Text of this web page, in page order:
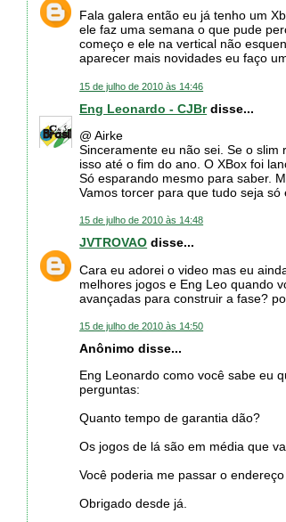
Fala galera então eu já tenho um
ele faz uma semana o que pude
começo e ele na vertical não
aparecer mais novidades eu faço
15 de julho de 2010 às 14:46
Eng Leonardo - CJBrdisse...
@ Airke
Sinceramente eu não sei. Se o
isso até o fim do ano. O XBox foi
Só esparando mesmo para saber.
Vamos torcer para que tudo seja só
15 de julho de 2010 às 14:48
JVTROVAO disse...
Cara eu adorei o video mas eu
melhores jogos e Eng Leo quando
avançadas para construir a fase?
15 de julho de 2010 às 14:50
Anônimo disse...
Eng Leonardo como você sabe eu
perguntas:
Quanto tempo de garantia dão?
Os jogos de lá são em média que
Você poderia me passar o
Obrigado desde já.